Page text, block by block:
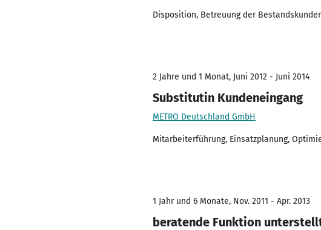
Disposition, Betreuung der
2 Jahre und 1 Monat, Juni 2012 - Juni 2014
Substitutin Kundeneingang
METRO Deutschland GmbH
Mitarbeiterführung, Einsatzplanung,
1 Jahr und 6 Monate, Nov. 2011 - Apr. 2013
beratende Funktion